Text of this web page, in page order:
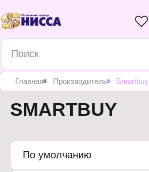
Главная Производитель Smartbuy
SMARTBUY
По умолчанию